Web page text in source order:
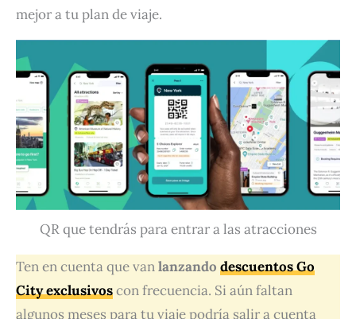
mejor a tu plan de viaje.
QR que tendrás para entrar a las atracciones
Ten en cuenta que vanlanzando descuentos Go
City exclusivoscon frecuencia. Si aún faltan
algunos meses para tu viaje podría salir a cuenta